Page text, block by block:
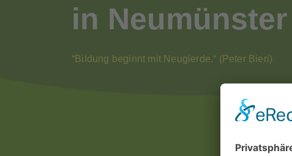
in Neumünster
“Bildung beginnt mit Neugierde.“ (Peter Bieri)